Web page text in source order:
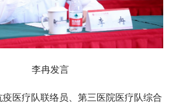
李冉发言
医疗队联络员、第三医院医疗队综合